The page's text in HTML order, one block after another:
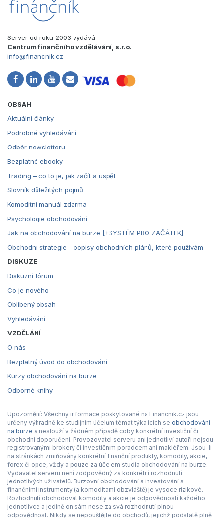
Server od roku 2003 vydává
Centrum finančního vzdělávání, s.r.o.
info@financnik.cz
OBSAH
Aktuální články
Podrobné vyhledávání
Odběr newsletteru
Bezplatné ebooky
Trading – co to je, jak začít a uspět
Slovník důležitých pojmů
Komoditní manuál zdarma
Psychologie obchodování
Jak na obchodování na burze [+SYSTÉM PRO ZAČÁTEK]
Obchodní strategie - popisy obchodních plánů, které používám
DISKUZE
Diskuzní fórum
Co je nového
Oblíbený obsah
Vyhledávání
VZDĚLÁNÍ
O nás
Bezplatný úvod do obchodování
Kurzy obchodování na burze
Odborné knihy
Upozornění: Všechny informace poskytované na Financnik.cz jsou
určeny výhradně ke studijním účelům témat týkajících se obchodování
na burze a neslouží v žádném případě coby konkrétní investiční či
obchodní doporučení. Provozovatel serveru ani jednotliví autoři nejsou
registrovanými brokery či investičním poradcem ani makléřem. Jsou-li
na stránkách zmiňovány konkrétní finanční produkty, komodity, akcie,
forex či opce, vždy a pouze za účelem studia obchodování na burze.
Vydavatel serveru není zodpovědný za konkrétní rozhodnutí
jednotlivých uživatelů. Burzovní obchodování a investování s
finančními instrumenty (a komoditami obzvláště) je vysoce rizikové.
Rozhodnutí obchodovat komodity a akcie je odpovědností každého
jednotlivce a jedině on sám nese za svá rozhodnutí plnou
odpovědnost. Nikdy se nepouštějte do obchodů, jejichž podstatě plně